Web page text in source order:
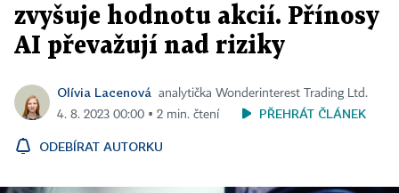
zvyšuje hodnotu akcií. Přínosy
AI převažují nad riziky
Olívia Lacenová
analytička Wonderinterest Trading Ltd.
4. 8. 2023 00:00 ▪ 2 min. čtení
PŘEHRÁT ČLÁNEK
ODEBÍRAT AUTORKU